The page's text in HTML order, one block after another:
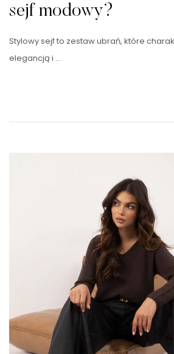
sejf modowy?
Stylowy sejf to zestaw ubrań, które
elegancją i …